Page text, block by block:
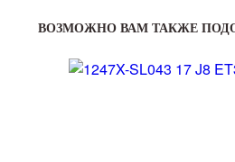
ВОЗМОЖНО ВАМ ТАКЖЕ